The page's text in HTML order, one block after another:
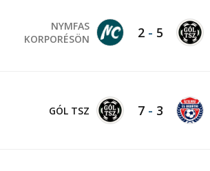
NYMFAS
KORPORÉSÖN
2- 5
GÓL TSZ 7- 3